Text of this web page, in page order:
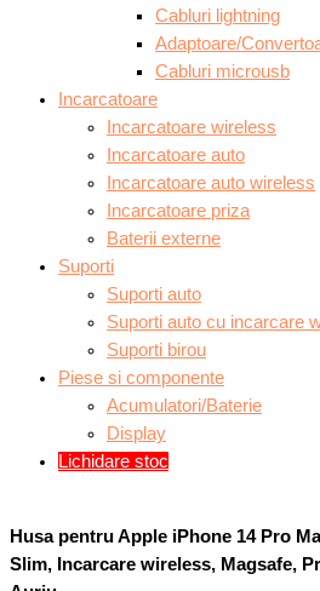
Cabluri lightning
Adaptoare/
Cabluri microusb
Incarcatoare
Incarcatoare wireless
Incarcatoare auto
Incarcatoare auto wireless
Incarcatoare priza
Baterii externe
Suporti
Suporti auto
Suporti auto cu incarcare
Suporti birou
Piese si componente
Acumulatori/Baterie
Display
Lichidare stoc
Husa pentru Apple iPhone 14 Pro
Slim, Incarcare wireless, Magsafe,